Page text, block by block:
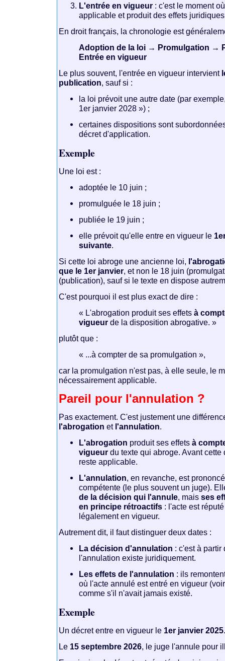
L'entrée en vigueur : c'est le moment
applicable et produit des effets
En droit français, la chronologie est
Adoption de la loi → Promulgation →
Entrée en vigueur
Le plus souvent, l'entrée en vigueur intervient
publication , sauf si :
la loi prévoit une autre date (par
1er janvier 2028 ») ;
certaines dispositions sont
décret d'application.
Exemple
Une loi est :
adoptée le 10 juin ;
promulguée le 18 juin ;
publiée le 19 juin ;
elle prévoit qu'elle entre en vigueur le
suivante
Si cette loi abroge une ancienne loi,
que le 1er janvier , et non le 18 juin
(publication), sauf si le texte en dispose
C'est pourquoi il est plus exact de dire :
« L'abrogation produit ses effetsà
vigueur de la disposition abrogative. »
plutôt que :
« ...à compter de sa promulgation »,
car la promulgation n'est pas, à elle seule, le
nécessairement applicable.
Pareil pour l'annulation ?
Pas exactement. C'est justement une
l'abrogation et l'annulation
L'abrogation produit ses effetsà
vigueur du texte qui abroge. Avant cette
reste applicable.
L'annulation , en revanche, est
compétente (le plus souvent un juge).
de la décision qui l'annule , maisses
en principe rétroactifs : l'acte est
légalement en vigueur.
Autrement dit, il faut distinguer deux dates :
La décision d'annulation : c'est à partir
l'annulation existe juridiquement.
Les effets de l'annulation : ils
où l'acte annulé est entré en vigueur
comme s'il n'avait jamais existé.
Exemple
Un décret entre en vigueur le 1er janvier 2025
Le 15 septembre 2026 , le juge l'annule pour